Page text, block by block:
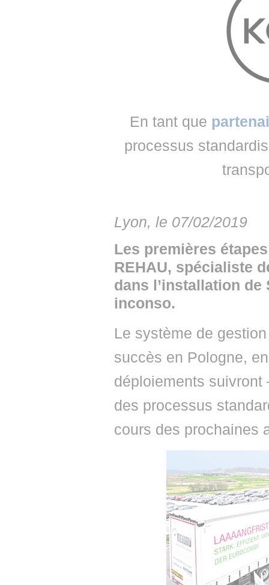
•
•
•
👉
En tant que
processus
Lyon, le 07/02/2019
Les premières
REHAU, spécialiste
dans l’installation de
inconso.
Le système de
succès en Pologne,
déploiements
des processus
cours des prochaines